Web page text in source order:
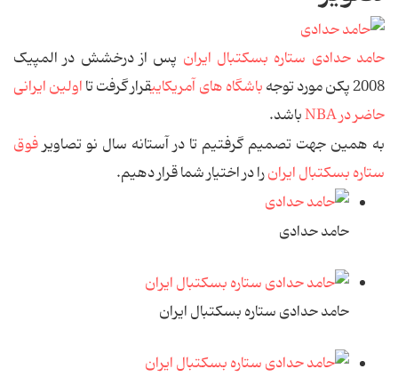
حامد حدادی ستاره بسکتبال ایران پس از درخشش در المپیک
2008 پکن مورد توجه
باشگاه های آمریکاییقرار گرفت تااولین ایرانی
حاضر در NBA
باشد.
به همین جهت تصمیم گرفتیم تا در آستانه سال نو تصاویرفوق
ستاره بسکتبال ایرانرا در اختیار شما قرار دهیم.
حامد حدادی
حامد حدادی ستاره بسکتبال ایران